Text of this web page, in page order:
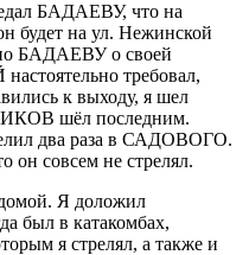
БАДАЕВУ, что на
будет на ул. Нежинской
БАДАЕВУ о своей
требовал,
к выходу, я шел
шёл последним.
два раза в САДОВОГО.
совсем не стрелял.
Я доложил
был в катакомбах,
я стрелял, а также и